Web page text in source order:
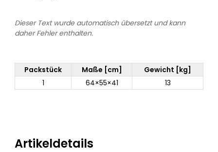
Dieser Text wurde automatisch übersetzt und kann
daher Fehler enthalten.
Packstück Maße [cm]
Gewicht [kg]
1
64×55×41 13
Artikeldetails